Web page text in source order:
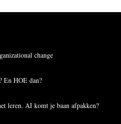
change
En HOE dan?
leren. AI komt je baan afpakken?